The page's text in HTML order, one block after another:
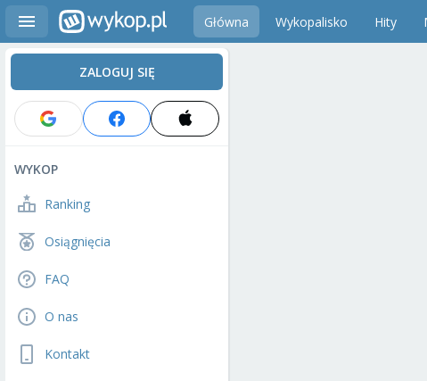
Główna Wykopalisko Hity
ZALOGUJ SIĘ
WYKOP
Ranking
Osiągnięcia
FAQ
O nas
Kontakt